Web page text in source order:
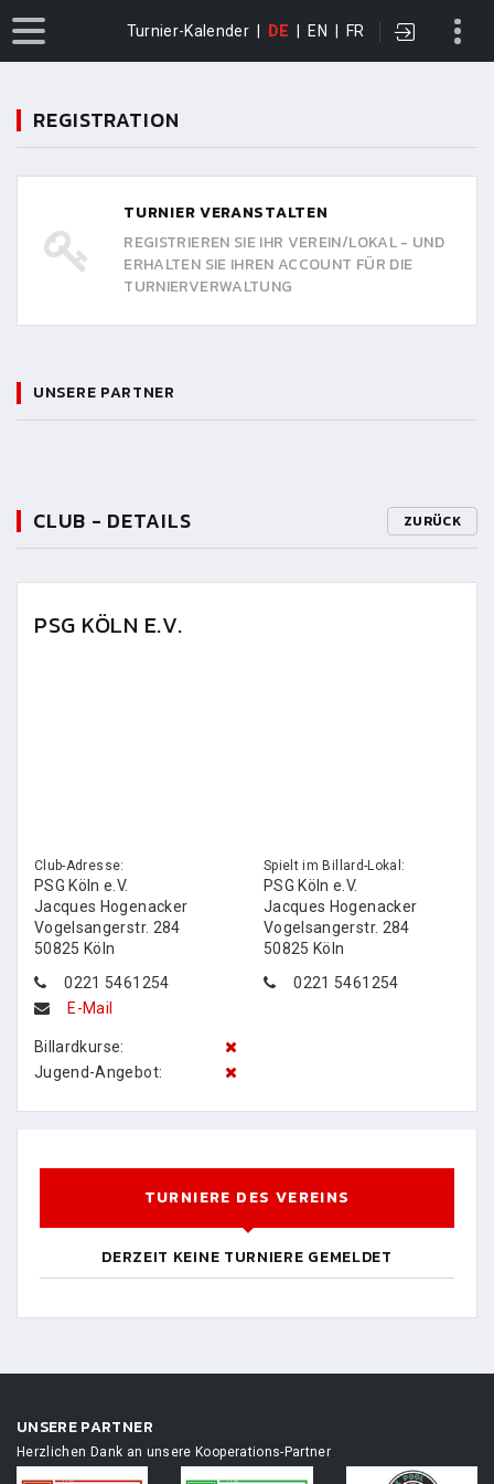
Turnier-Kalender DE EN FR
REGISTRATION
TURNIER VERANSTALTEN
REGISTRIEREN SIE IHR VEREIN/LOKAL - UND
ERHALTEN SIE IHREN ACCOUNT FÜR DIE
TURNIERVERWALTUNG
UNSERE PARTNER
CLUB - DETAILS ZURÜCK
PSG KÖLN E.V.
Club-Adresse:
PSG Köln e.V.
Jacques Hogenacker
Vogelsangerstr. 284
50825 Köln
0221 5461254
E-Mail
Billardkurse:
Jugend-Angebot:
Spielt im Billard-Lokal:
PSG Köln e.V.
Jacques Hogenacker
Vogelsangerstr. 284
50825 Köln
0221 5461254
TURNIERE DES VEREINS
DERZEIT KEINE TURNIERE GEMELDET
UNSERE PARTNER
Herzlichen Dank an unsere Kooperations-Partner